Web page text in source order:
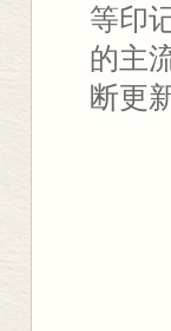
等印
的主
断更